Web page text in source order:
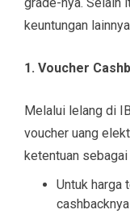
keuntungan
1. Voucher
Melalui lelang di
voucher uang
ketentuan sebagai
Untuk harga
cashbacknya